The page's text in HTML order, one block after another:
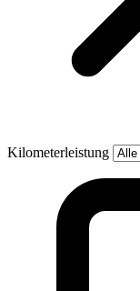
Kilometerleistung